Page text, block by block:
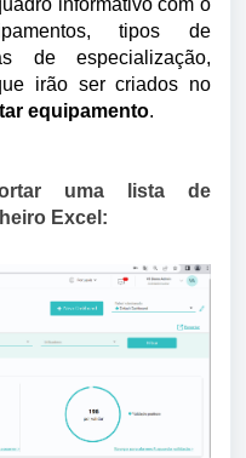
informativo com o
tipos de
de especialização,
irão ser criados no
equipamento.
uma lista de
Excel: